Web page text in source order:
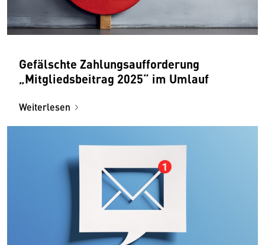
Gefälschte Zahlungsaufforderung
„Mitgliedsbeitrag 2025“ im Umlauf
Weiterlesen